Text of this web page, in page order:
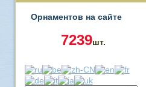
Орнаментов на сайте
7239шт.